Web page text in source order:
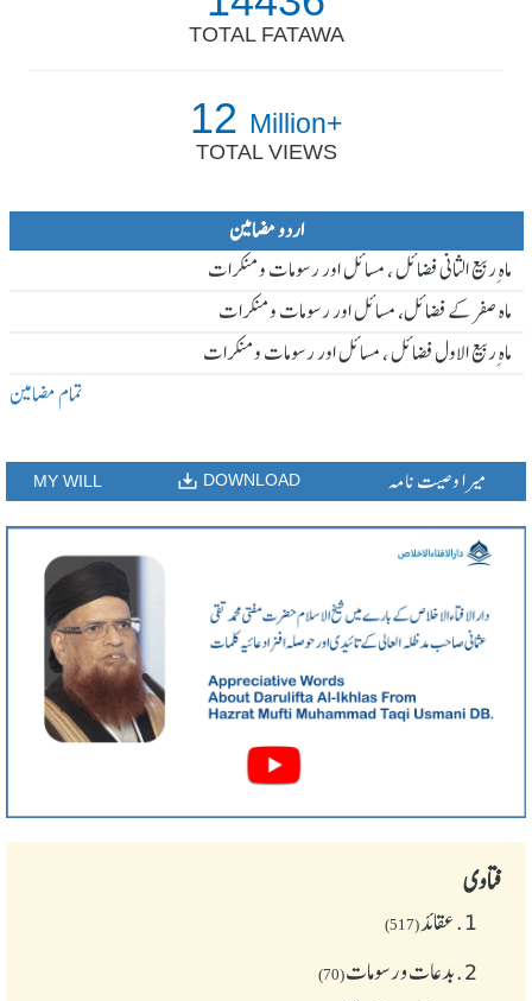
TOTAL FATAWA
12 Million+
TOTAL VIEWS
اردو مضامین
ماہ ِربیع الثانی فضائل ، مسائل اور رسومات و منکرات
ماہ صفر کے فضائل، مسائل اور رسومات و منکرات
ماہ ِربیع الاول فضائل ، مسائل اور رسومات و منکرات
تمام مضامین
MY WILL DOWNLOAD میرا وصیت نامہ
فتاوی
1. عقائد(517)
2. بدعات و رسومات(70)